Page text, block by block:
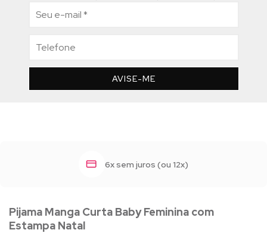
AVISE-ME
6x sem juros (ou 12x)
Pijama Manga Curta Baby Feminina com
Estampa Natal